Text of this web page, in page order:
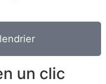
un clic